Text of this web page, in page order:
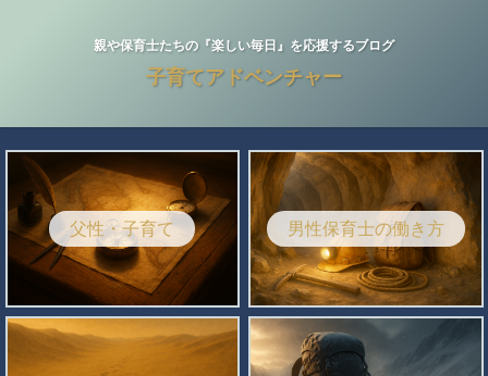
親や保育士たちの『楽しい毎日』を応援するブログ
子育てアドベンチャー
父性・子育て 男性保育士の働き方